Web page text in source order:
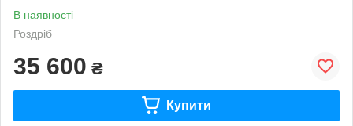
В наявності
Роздріб
35 600 ₴
Купити